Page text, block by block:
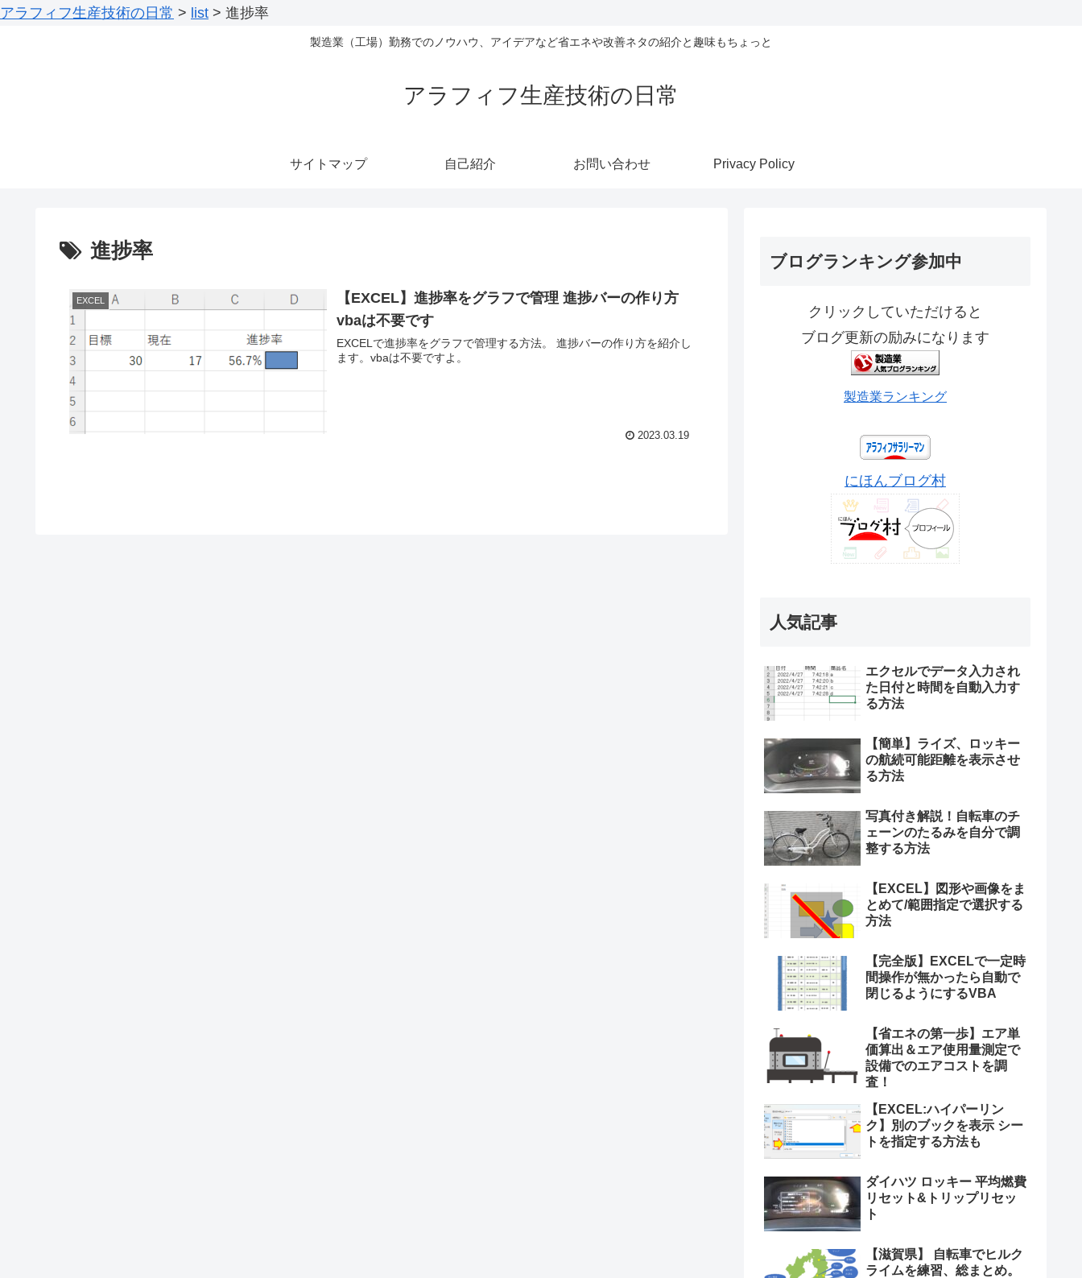
アラフィフ生産技術の日常 > list > 進捗率
製造業（工場）勤務でのノウハウ、アイデアなど省エネや改善ネタの紹介と趣味もちょっと
アラフィフ生産技術の日常
サイトマップ 自己紹介 お問い合わせ Privacy Policy
進捗率
EXCEL
【EXCEL】進捗率をグラフで管理 進捗バーの作り方
vbaは不要です
EXCELで進捗率をグラフで管理する方法。 進捗バーの作り方を紹介し
ます。vbaは不要ですよ。
2023.03.19
ブログランキング参加中
クリックしていただけると
ブログ更新の励みになります
製造業ランキング
にほんブログ村
人気記事
エクセルでデータ入力され
た日付と時間を自動入力す
る方法
【簡単】ライズ、ロッキー
の航続可能距離を表示させ
る方法
写真付き解説！自転車のチ
ェーンのたるみを自分で調
整する方法
【EXCEL】図形や画像をま
とめて/範囲指定で選択する
方法
【完全版】EXCELで一定時
間操作が無かったら自動で
閉じるようにするVBA
【省エネの第一歩】エア単
価算出＆エア使用量測定で
設備でのエアコストを調
査！
【EXCEL:ハイパーリン
ク】別のブックを表示 シー
トを指定する方法も
ダイハツ ロッキー 平均燃費
リセット&トリップリセッ
ト
【滋賀県】 自転車でヒルク
ライムを練習、総まとめ。